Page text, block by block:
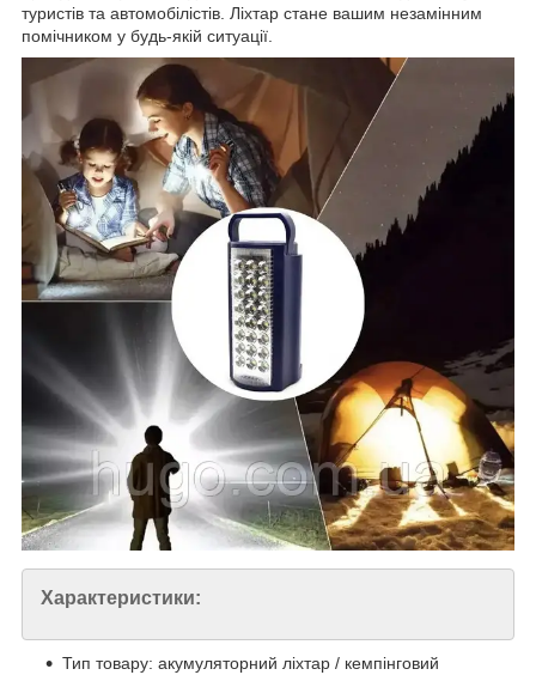
туристів та автомобілістів. Ліхтар стане вашим незамінним
помічником у будь-якій ситуації.
Характеристики:
Тип товару: акумуляторний ліхтар / кемпінговий